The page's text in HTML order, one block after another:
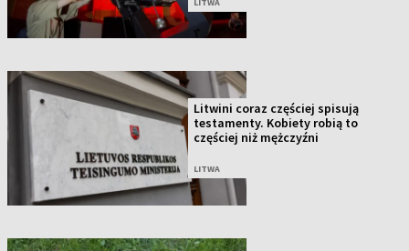
Litwini coraz częściej spisują
testamenty. Kobiety robią to
częściej niż mężczyźni
LITWA